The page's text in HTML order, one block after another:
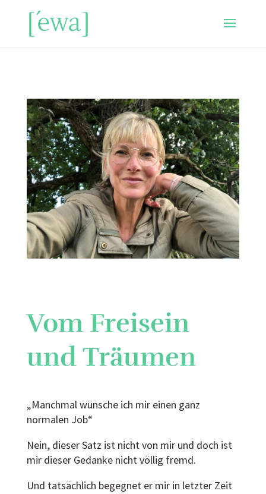
Vom Freisein
und Träumen
„Manchmal wünsche ich mir einen ganz
normalen Job“
Nein, dieser Satz ist nicht von mir und doch ist
mir dieser Gedanke nicht völlig fremd.
Und tatsächlich begegnet er mir in letzter Zeit